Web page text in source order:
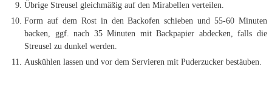
Übrige Streusel gleichmäßig auf den Mirabellen verteilen.
Form auf dem Rost in den Backofen schieben und 55-60 Minuten
backen, ggf. nach 35 Minuten mit Backpapier abdecken, falls die
Streusel zu dunkel werden.
Auskühlen lassen und vor dem Servieren mit Puderzucker bestäuben.